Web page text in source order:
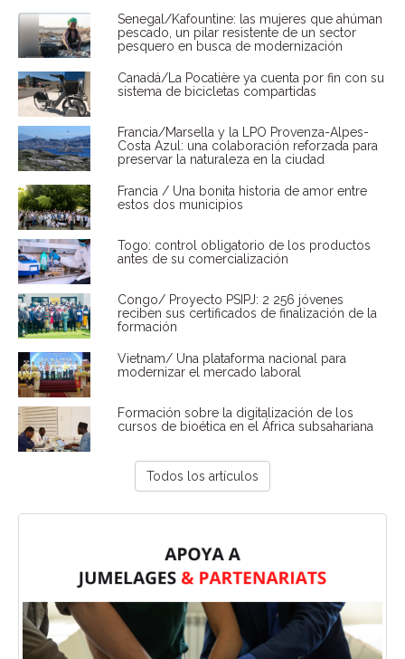
Senegal/Kafountine: las mujeres que ahúman
pescado, un pilar resistente de un sector
pesquero en busca de modernización
Canadá/La Pocatière ya cuenta por fin con su
sistema de bicicletas compartidas
Francia/Marsella y la LPO Provenza-Alpes-
Costa Azul: una colaboración reforzada para
preservar la naturaleza en la ciudad
Francia / Una bonita historia de amor entre
estos dos municipios
Togo: control obligatorio de los productos
antes de su comercialización
Congo/ Proyecto PSIPJ: 2 256 jóvenes
reciben sus certificados de finalización de la
formación
Vietnam/ Una plataforma nacional para
modernizar el mercado laboral
Formación sobre la digitalización de los
cursos de bioética en el África subsahariana
Todos los artículos